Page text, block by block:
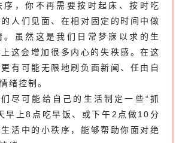
序，你不再需要按时起床、按时吃
人们见面、在相对固定的时间中做
。虽然这是我们日常梦寐以求的生
这会增加很多内心的失秩感。在这
有可能无限地刷负面新闻、任由自
绪控制。
尽可能给自己的生活制定一些“抓
早上8点吃早饭、或下午2点做10分
活中的小秩序，能够帮助你面对绝